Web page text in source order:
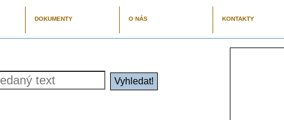
DOKUMENTY O NÁS KONTAKTY